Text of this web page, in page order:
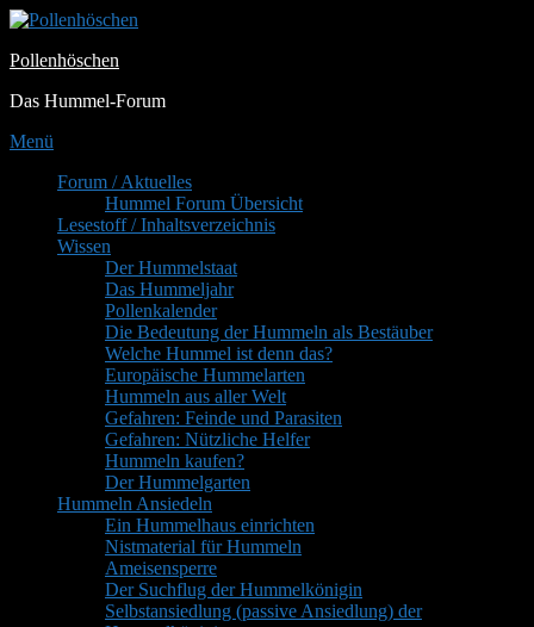
Zum
springen
Pollenhöschen
Das Hummel-Forum
Menü
PrimäresForum / Aktuelles
Hummel Forum Übersicht
Lesestoff / Inhaltsverzeichnis
Wissen
Der Hummelstaat
Das Hummeljahr
Pollenkalender
Die Bedeutung der Hummeln als Bestäuber
Welche Hummel ist denn das?
Europäische Hummelarten
Hummeln aus aller Welt
Gefahren: Feinde und Parasiten
Gefahren: Nützliche Helfer
Hummeln kaufen?
Der Hummelgarten
Hummeln Ansiedeln
Ein Hummelhaus einrichten
Nistmaterial für Hummeln
Ameisensperre
Der Suchflug der Hummelkönigin
Selbstansiedlung (passive Ansiedlung) der